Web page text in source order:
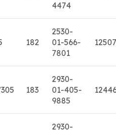
4474
182
2530-
01-566-
7801
183
2930-
01-405-
9885
2930-